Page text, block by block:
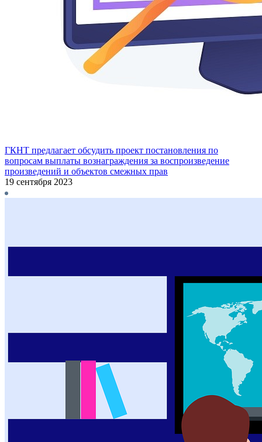
ГКНТ предлагает обсудить проект постановления по
вопросам выплаты вознаграждения за воспроизведение
произведений и объектов смежных прав
19 сентября 2023